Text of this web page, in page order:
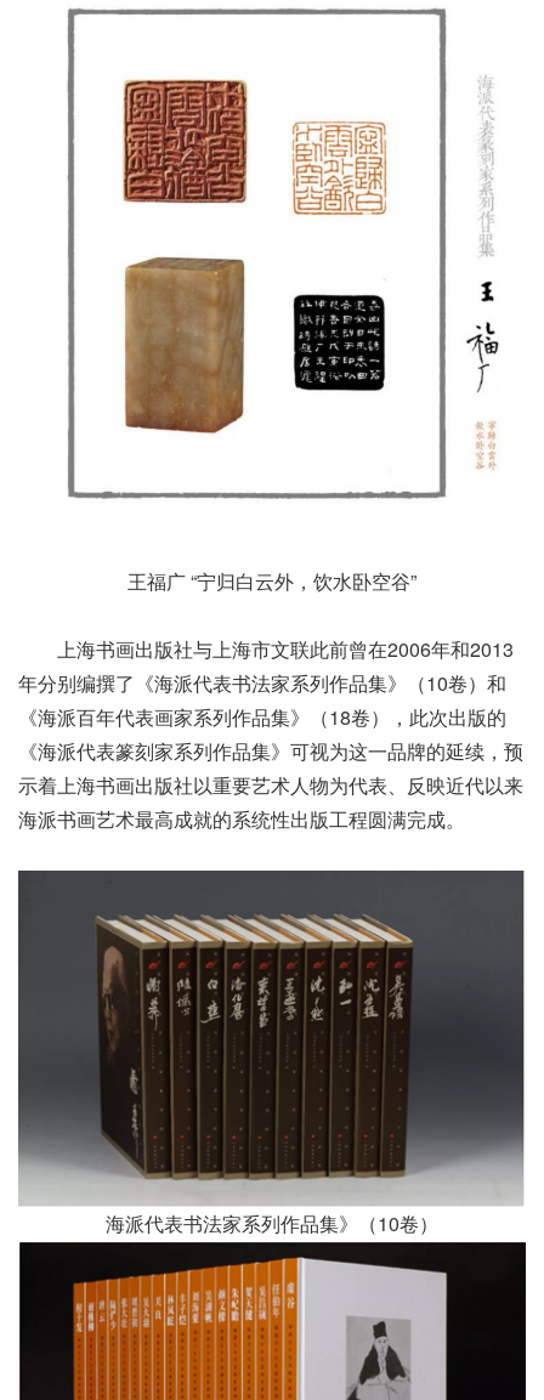
王福广 “宁归白云外，饮水卧空谷”
上海书画出版社与上海市文联此前曾在2006年和2013
年分别编撰了《海派代表书法家系列作品集》（10卷）和
《海派百年代表画家系列作品集》（18卷），此次出版的
《海派代表篆刻家系列作品集》可视为这一品牌的延续，预
示着上海书画出版社以重要艺术人物为代表、反映近代以来
海派书画艺术最高成就的系统性出版工程圆满完成。
海派代表书法家系列作品集》（10卷）